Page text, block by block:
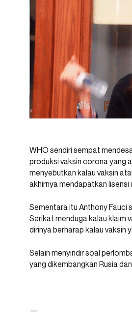
WHO sendiri sempat
produksi vaksin corona yang
menyebutkan kalau vaksin
akhirnya mendapatkan lisensi
Sementara itu Anthony Fauci
Serikat menduga kalau klaim
dirinya berharap kalau vaksin
Selain menyindir soal
yang dikembangkan Rusia
—